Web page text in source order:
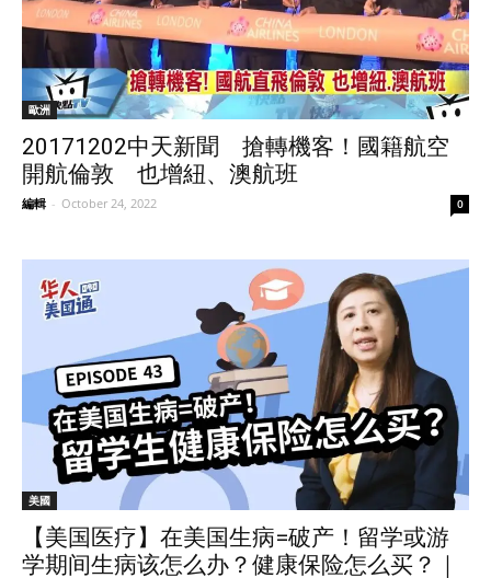
歐洲
20171202中天新聞 搶轉機客！國籍航空
開航倫敦 也增紐、澳航班
編輯 - October 24, 2022 0
美國
【美国医疗】在美国生病=破产！留学或游
学期间生病该怎么办？健康保险怎么买？｜